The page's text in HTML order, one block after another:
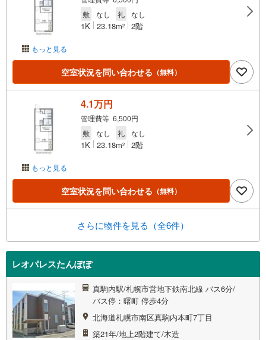
もっと見る
敷
なし 礼 なし
1K 23.18m2 2階
空室状況を問い合わせる （無料）
もっと見る
4.1万円
管理費等 6,500円
敷
なし 礼 なし
1K 23.18m2 2階
空室状況を問い合わせる （無料）
さらに物件を見る（全6件）
レオパレスたんぽぽ
真駒内駅/札幌市営地下鉄南北線 バス6分/
バス停：曙町 停歩4分
北海道札幌市南区真駒内本町7丁目
築21年/地上2階建て/木造